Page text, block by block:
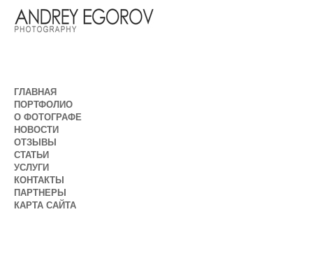
ГЛАВНАЯ
ПОРТФОЛИО
О ФОТОГРАФЕ
НОВОСТИ
ОТЗЫВЫ
СТАТЬИ
УСЛУГИ
КОНТАКТЫ
ПАРТНЕРЫ
КАРТА САЙТА